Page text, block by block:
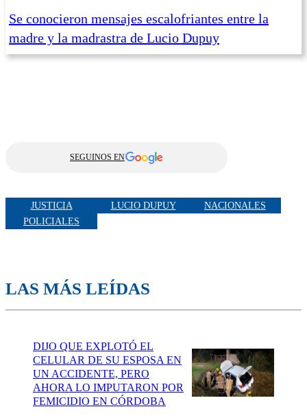
Se conocieron mensajes escalofriantes entre la
madre y la madrastra de Lucio Dupuy
SEGUINOS EN
JUSTICIA LUCIO DUPUY
NACIONALES
POLICIALES
LAS MÁS LEÍDAS
DIJO QUE EXPLOTÓ EL
CELULAR DE SU ESPOSA EN
UN ACCIDENTE, PERO
AHORA LO IMPUTARON POR
FEMICIDIO EN CÓRDOBA